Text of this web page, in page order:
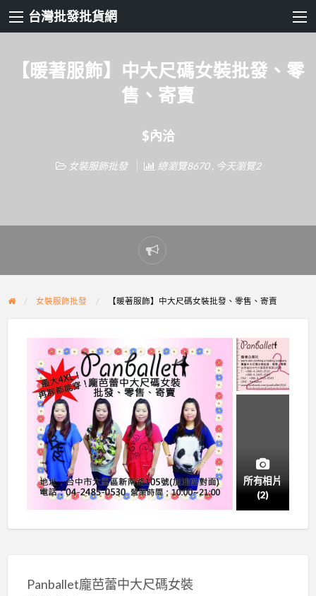
台灣批發批貨網
【暖著服飾】中大尺碼女裝批發、零
售、寄賣
$內洽
女裝服飾批發 總瀏覽8670 , 今天瀏覽2
Report
problem
女裝服飾批發 【暖著服飾】中大尺碼女裝批發、零售、寄賣
所有相片
(2)
Panballet龐芭蕾中大尺碼女裝